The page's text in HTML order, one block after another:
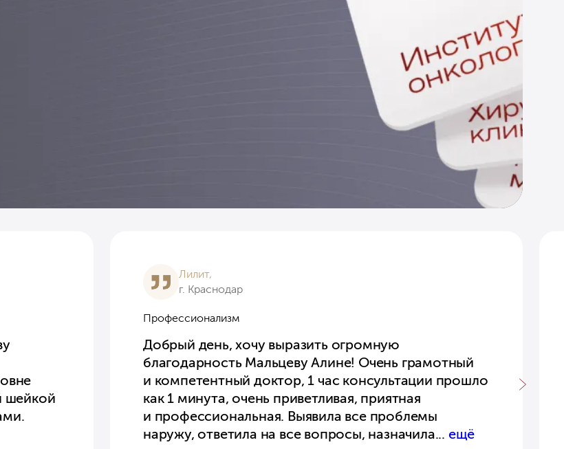
шейкой
Лилит,
г. Краснодар
Профессионализм
Добрый день, хочу выразить огромную
благодарность Мальцеву Алине! Очень грамотный
и компетентный доктор, 1 час консультации прошло
как 1 минута, очень приветливая, приятная
и профессиональная. Выявила все проблемы
наружу, ответила на все вопросы, назначила... ещё